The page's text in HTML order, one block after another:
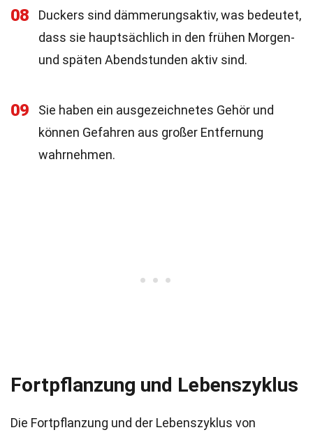
08
Duckers sind dämmerungsaktiv, was bedeutet,
dass sie hauptsächlich in den frühen Morgen-
und späten Abendstunden aktiv sind.
09
Sie haben ein ausgezeichnetes Gehör und
können Gefahren aus großer Entfernung
wahrnehmen.
Fortpflanzung und Lebenszyklus
Die Fortpflanzung und der Lebenszyklus von